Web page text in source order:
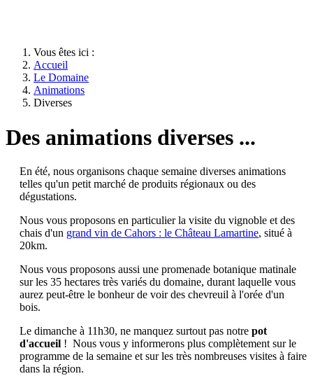
Vous êtes ici :
Accueil
Le Domaine
Animations
Diverses
Des animations diverses ...
En été, nous organisons chaque semaine diverses animations
telles qu'un petit marché de produits régionaux ou des
dégustations.
Nous vous proposons en particulier la visite du vignoble et des
chais d'un grand vin de Cahors : le Château Lamartine, situé à
20km.
Nous vous proposons aussi une promenade botanique matinale
sur les 35 hectares très variés du domaine, durant laquelle vous
aurez peut-être le bonheur de voir des chevreuil à l'orée d'un
bois.
Le dimanche à 11h30, ne manquez surtout pas notre pot
d'accueil ! Nous vous y informerons plus complètement sur le
programme de la semaine et sur les très nombreuses visites à faire
dans la région.